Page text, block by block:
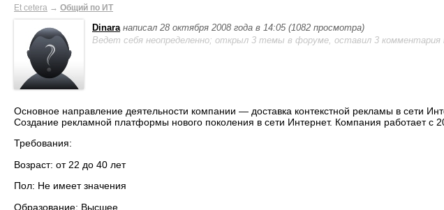
Et cetera → Общий по ИТ
Dinara написал 28 октября 2008 года в 14:05 (1082 просмотра)
Ведет себя неопределенно; открыл 3 темы в форуме, оставил 3 комментария
Основное направление деятельности компании — доставка контекстной рекламы в сети
Создание рекламной платформы нового поколения в сети Интернет. Компания работает с
Требования:
Возраст: от 22 до 40 лет
Пол: Не имеет значения
Образование: Высшее